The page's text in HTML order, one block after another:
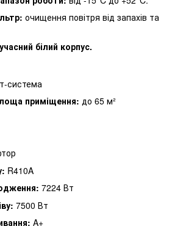
очищення повітря від запахів та
білий корпус.
система
приміщення: до 65 м²
R410A
7224 Вт
7500 Вт
A+